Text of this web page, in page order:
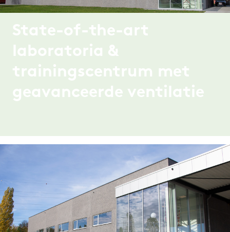
State-of-the-art
laboratoria &
trainingscentrum met
geavanceerde ventilatie